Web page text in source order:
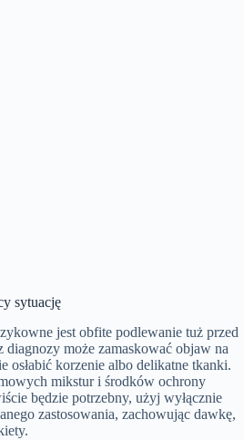
sytuację
jest obfite podlewanie tuż przed
może zamaskować objaw na
osłabić korzenie albo delikatne tkanki.
mikstur i środków ochrony
będzie potrzebny, użyj wyłącznie
zastosowania, zachowując dawkę,